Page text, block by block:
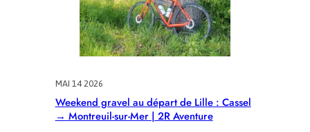
BELGIQUE
:
BAILLEUL,
POINTS-
2R
AVENTURE
MAI 14 2026
Weekend gravel au départ de Lille : Cassel
→ Montreuil-sur-Mer | 2R Aventure